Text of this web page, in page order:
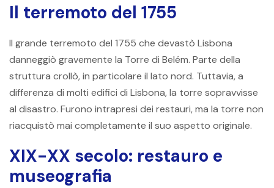
Il terremoto del 1755
Il grande terremoto del 1755 che devastò Lisbona
danneggiò gravemente la Torre di Belém. Parte della
struttura crollò, in particolare il lato nord. Tuttavia, a
differenza di molti edifici di Lisbona, la torre sopravvisse
al disastro. Furono intrapresi dei restauri, ma la torre non
riacquistò mai completamente il suo aspetto originale.
XIX-XX secolo: restauro e
museografia